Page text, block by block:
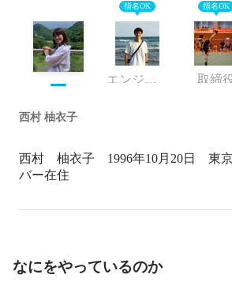
指名OK
エンジニア
指名OK
取締
西村 柚衣子
西村　柚衣子　1996年10月20日　東
バー在住
なにをやっているのか